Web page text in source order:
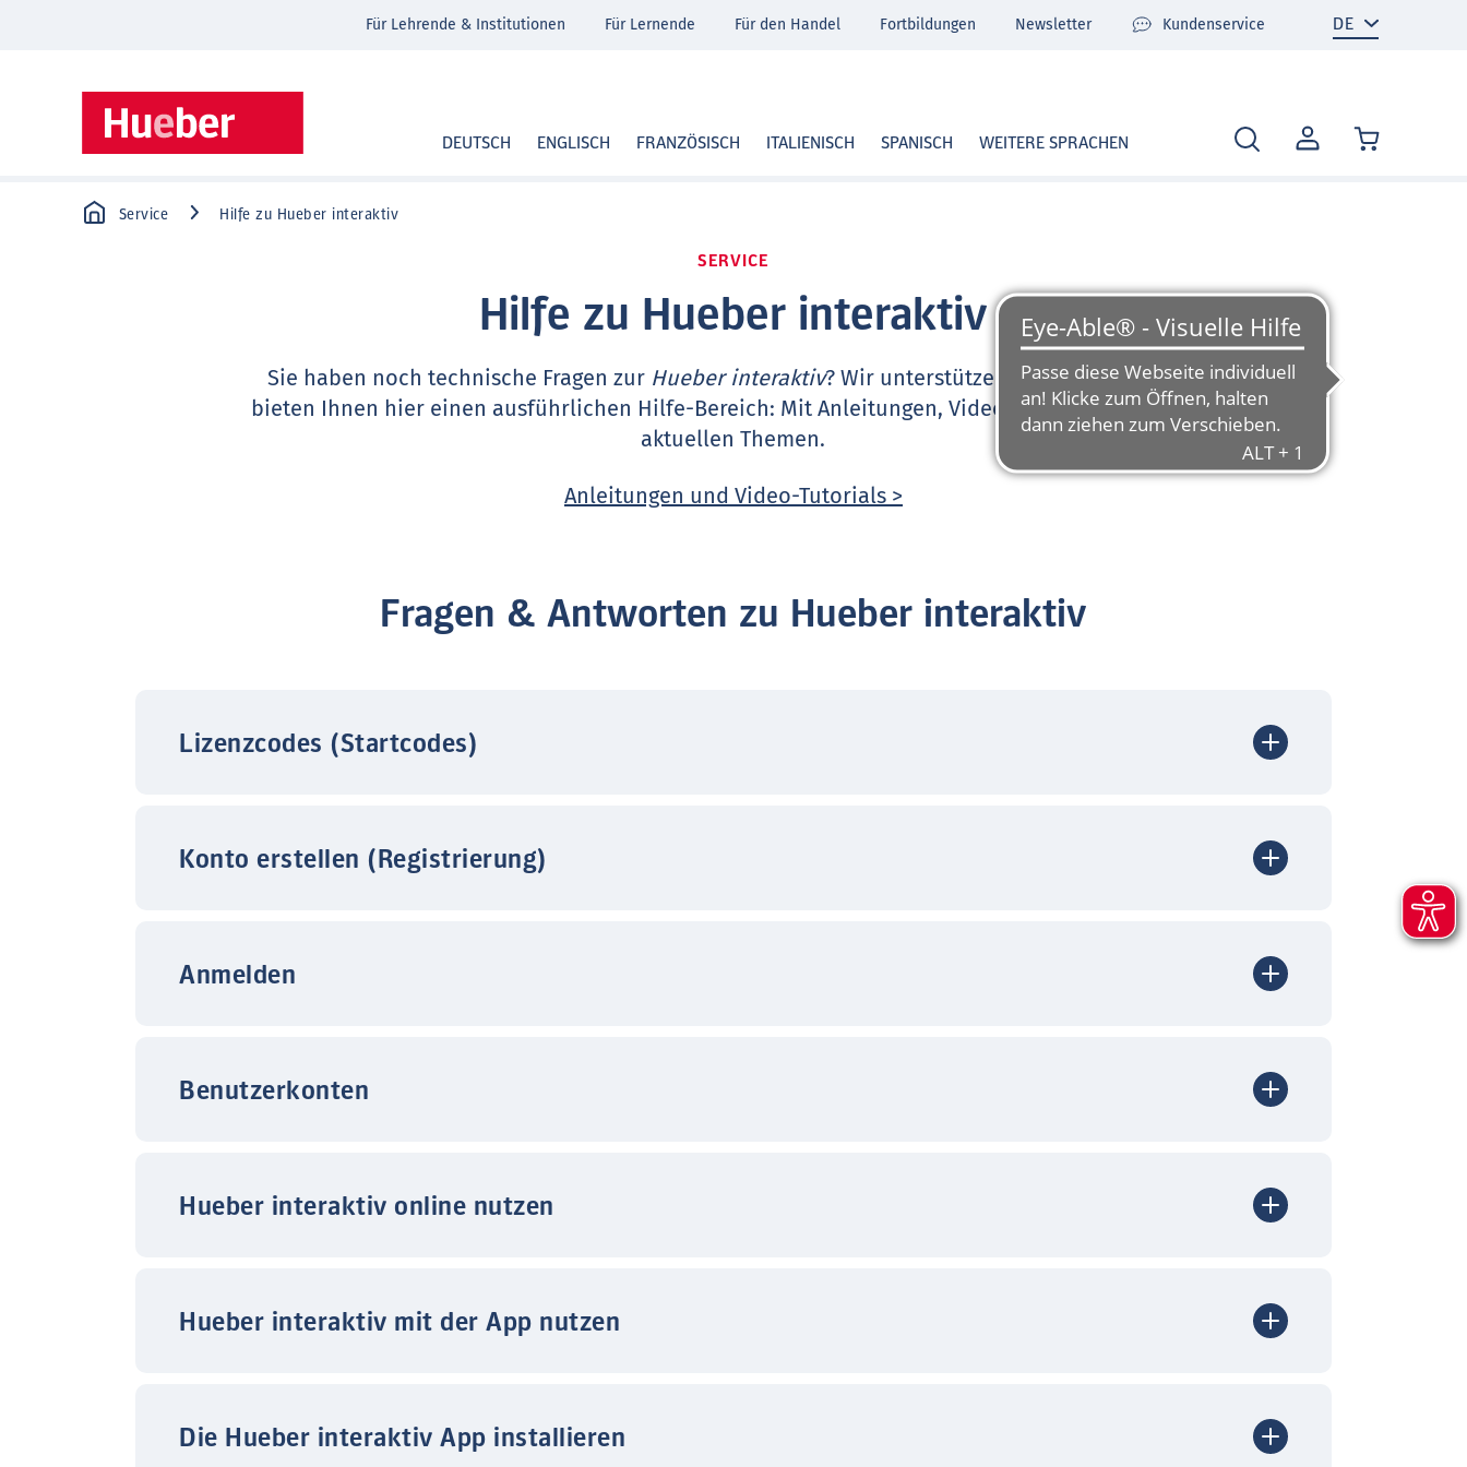
MEIN
KONTO
DEUTSCH ENGLISCH FRANZÖSISCH ITALIENISCH SPANISCH WEITERE SPRACHEN
Für Lehrende & Institutionen Für Lernende Für den Handel Fortbildungen Newsletter Kundenservice
Service Hilfe zu Hueber interaktiv
SERVICE
Hilfe zu Hueber interaktiv
Sie haben noch technische Fragen zur Hueber interaktiv? Wir unterstützen Sie sehr gerne und
bieten Ihnen hier einen ausführlichen Hilfe-Bereich: Mit Anleitungen, Video-Tutorials und FAQ zu
aktuellen Themen.
Anleitungen und Video-Tutorials >
Fragen & Antworten zu Hueber interaktiv
Lizenzcodes (Startcodes)
Konto erstellen (Registrierung)
Anmelden
Benutzerkonten
Hueber interaktiv online nutzen
Hueber interaktiv mit der App nutzen
Die Hueber interaktiv App installieren